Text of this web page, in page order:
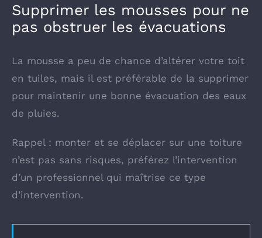
Supprimer les mousses pour ne
pas obstruer les évacuations
La mousse a peu de chance d’altérer votre toit
en tuiles, mais il est préférable de la supprimer
pour maintenir une bonne évacuation des eaux
de pluies.
Rappel : monter et se déplacer sur une toiture
n’est pas sans risques, préférez l’intervention
d’un professionnel qui maîtrise ce type
d’intervention.